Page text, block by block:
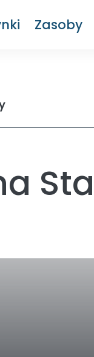
Zasoby